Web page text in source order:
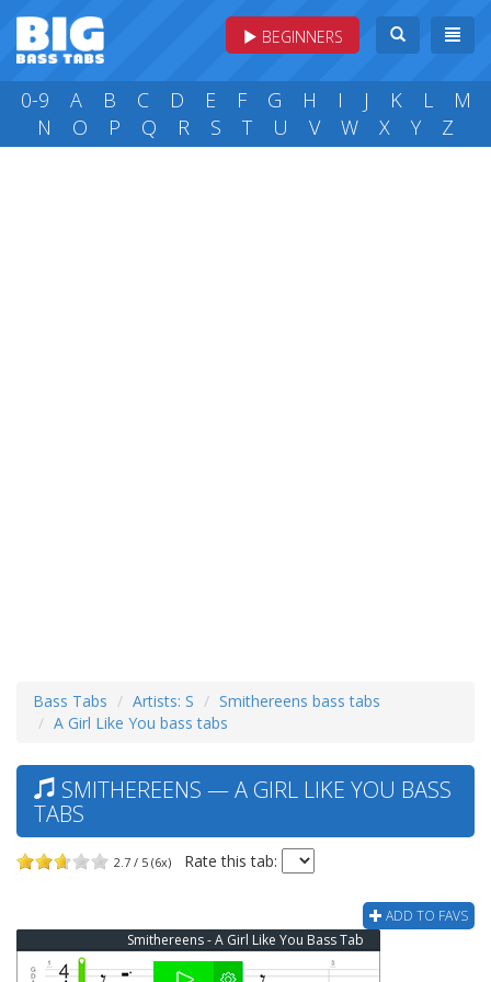
BEGINNERS
0-9 A B C D E F G H I J K L
M
N
O P Q R S T U V W X Y Z
Bass Tabs Artists: S
Smithereens bass tabs
A Girl Like You bass tabs
SMITHEREENS — A GIRL LIKE YOU BASS
TABS
2.7 / 5 (6x) Rate this tab:
ADD TO FAVS
Smithereens - A Girl Like You Bass Tab